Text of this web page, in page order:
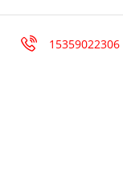
15359022306